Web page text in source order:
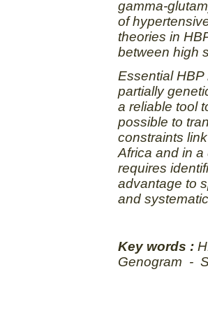
gamma-
of
theories in
between high
Essential
partially
a reliable tool
possible to
constraints
Africa and in
requires
advantage to
and
Key words :
Genogram -